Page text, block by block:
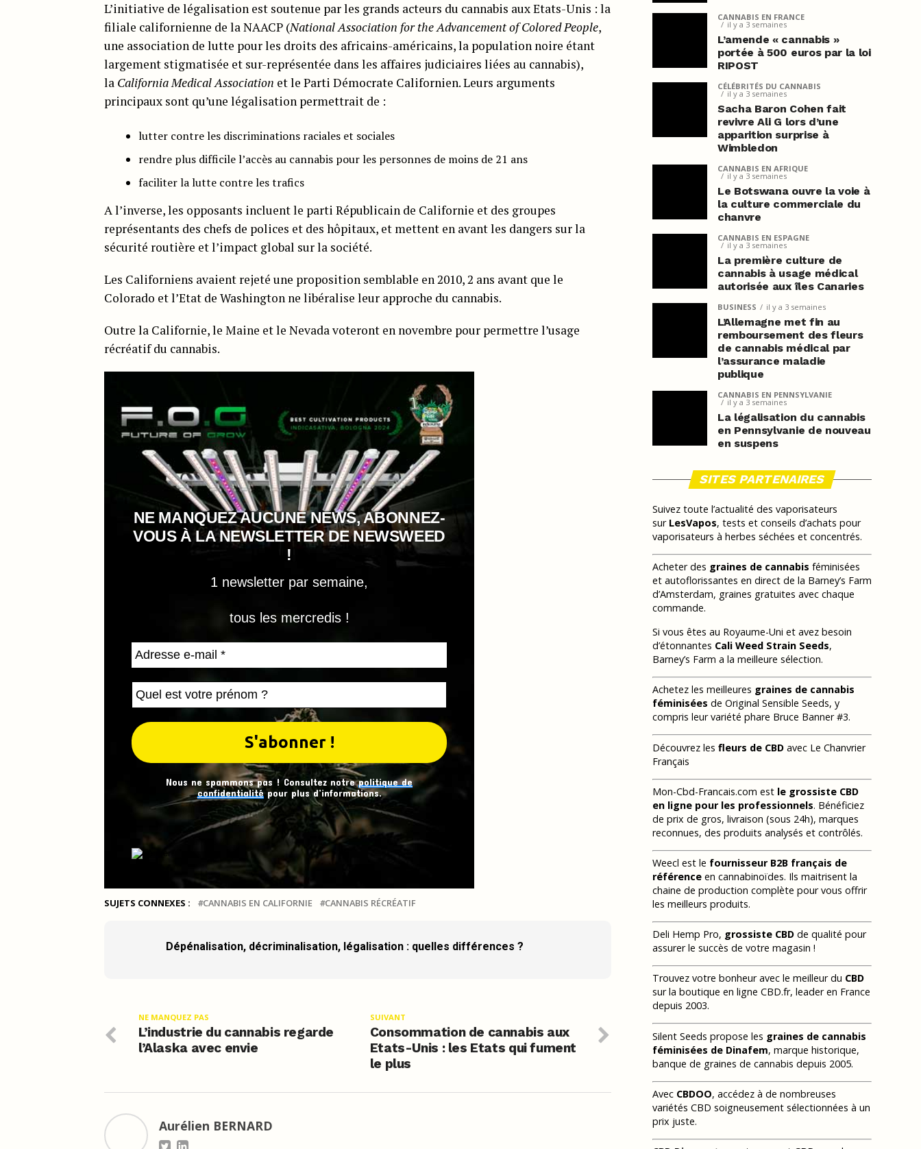
L’initiative de légalisation est soutenue par les grands acteurs du cannabis aux Etats-Unis : la
filiale californienne de la NAACP (National Association for the Advancement of Colored People,
une association de lutte pour les droits des africains-américains, la population noire étant
largement stigmatisée et sur-représentée dans les affaires judiciaires liées au cannabis),
la California Medical Association et le Parti Démocrate Californien. Leurs arguments
principaux sont qu’une légalisation permettrait de :
lutter contre les discriminations raciales et sociales
rendre plus difficile l’accès au cannabis pour les personnes de moins de 21 ans
faciliter la lutte contre les trafics
A l’inverse, les opposants incluent le parti Républicain de Californie et des groupes
représentants des chefs de polices et des hôpitaux, et mettent en avant les dangers sur la
sécurité routière et l’impact global sur la société.
Les Californiens avaient rejeté une proposition semblable en 2010, 2 ans avant que le
Colorado et l’Etat de Washington ne libéralise leur approche du cannabis.
Outre la Californie, le Maine et le Nevada voteront en novembre pour permettre l’usage
récréatif du cannabis.
NE MANQUEZ AUCUNE NEWS, ABONNEZ-
VOUS À LA NEWSLETTER DE NEWSWEED
!
1 newsletter par semaine,
tous les mercredis !
Nous ne spammons pas ! Consultez notrepolitique de
confidentialitépour plus d’informations.
SUJETS CONNEXES : CANNABIS EN CALIFORNIE CANNABIS RÉCRÉATIF
Dépénalisation, décriminalisation, légalisation : quelles différences ?
SUIVANT
Consommation de cannabis aux
Etats-Unis : les Etats qui fument
le plus
NE MANQUEZ PAS
L’industrie du cannabis regarde
l’Alaska avec envie
Aurélien BERNARD
CANNABIS EN FRANCE
il y a 3 semaines
L’amende « cannabis »
portée à 500 euros par la loi
RIPOST
CÉLÉBRITÉS DU CANNABIS
il y a 3 semaines
Sacha Baron Cohen fait
revivre Ali G lors d’une
apparition surprise à
Wimbledon
CANNABIS EN AFRIQUE
il y a 3 semaines
Le Botswana ouvre la voie à
la culture commerciale du
chanvre
CANNABIS EN ESPAGNE
il y a 3 semaines
La première culture de
cannabis à usage médical
autorisée aux îles Canaries
BUSINESS il y a 3 semaines
L’Allemagne met fin au
remboursement des fleurs
de cannabis médical par
l’assurance maladie
publique
CANNABIS EN PENNSYLVANIE
il y a 3 semaines
La légalisation du cannabis
en Pennsylvanie de nouveau
en suspens
SITES PARTENAIRES
Suivez toute l’actualité des vaporisateurs
sur LesVapos, tests et conseils d’achats pour
vaporisateurs à herbes séchées et concentrés.
Acheter des graines de cannabis féminisées
et autoflorissantes en direct de la Barney’s Farm
d’Amsterdam, graines gratuites avec chaque
commande.
Si vous êtes au Royaume-Uni et avez besoin
d’étonnantes Cali Weed Strain Seeds,
Barney’s Farm a la meilleure sélection.
Achetez les meilleures graines de cannabis
féminisées de Original Sensible Seeds, y
compris leur variété phare Bruce Banner #3.
Découvrez les fleurs de CBD avec Le Chanvrier
Français
Mon-Cbd-Francais.com est le grossiste CBD
en ligne pour les professionnels. Bénéficiez
de prix de gros, livraison (sous 24h), marques
reconnues, des produits analysés et contrôlés.
Weecl est le fournisseur B2B français de
référence en cannabinoïdes. Ils maitrisent la
chaine de production complète pour vous offrir
les meilleurs produits.
Deli Hemp Pro, grossiste CBD de qualité pour
assurer le succès de votre magasin !
Trouvez votre bonheur avec le meilleur du CBD
sur la boutique en ligne CBD.fr, leader en France
depuis 2003.
Silent Seeds propose les graines de cannabis
féminisées de Dinafem, marque historique,
banque de graines de cannabis depuis 2005.
Avec CBDOO, accédez à de nombreuses
variétés CBD soigneusement sélectionnées à un
prix juste.